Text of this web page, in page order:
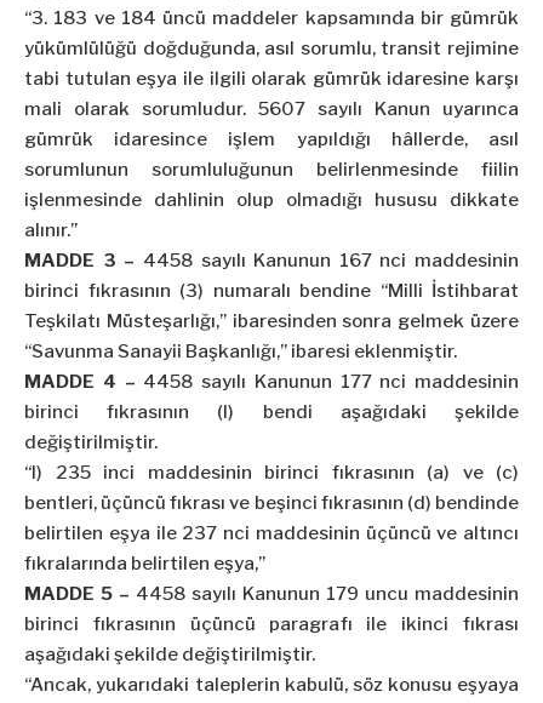
“3. 183 ve 184 üncü maddeler kapsamında bir gümrük
yükümlülüğü doğduğunda, asıl sorumlu, transit rejimine
tabi tutulan eşya ile ilgili olarak gümrük idaresine karşı
mali olarak sorumludur. 5607 sayılı Kanun uyarınca
gümrük idaresince işlem yapıldığı hâllerde, asıl
sorumlunun sorumluluğunun belirlenmesinde fiilin
işlenmesinde dahlinin olup olmadığı hususu dikkate
alınır.”
MADDE 3 – 4458 sayılı Kanunun 167 nci maddesinin
birinci fıkrasının (3) numaralı bendine “Milli İstihbarat
Teşkilatı Müsteşarlığı,” ibaresinden sonra gelmek üzere
“Savunma Sanayii Başkanlığı,” ibaresi eklenmiştir.
MADDE 4 – 4458 sayılı Kanunun 177 nci maddesinin
birinci fıkrasının (l) bendi aşağıdaki şekilde
değiştirilmiştir.
“l) 235 inci maddesinin birinci fıkrasının (a) ve (c)
bentleri, üçüncü fıkrası ve beşinci fıkrasının (d) bendinde
belirtilen eşya ile 237 nci maddesinin üçüncü ve altıncı
fıkralarında belirtilen eşya,”
MADDE 5 – 4458 sayılı Kanunun 179 uncu maddesinin
birinci fıkrasının üçüncü paragrafı ile ikinci fıkrası
aşağıdaki şekilde değiştirilmiştir.
“Ancak, yukarıdaki taleplerin kabulü, söz konusu eşyaya